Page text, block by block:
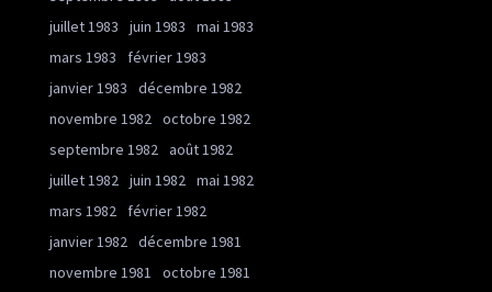
juillet 1983
juin 1983
mai 1983
mars 1983
février 1983
janvier 1983
décembre 1982
novembre 1982 octobre 1982
septembre 1982 août 1982
juillet 1982 juin 1982 mai 1982
mars 1982
février 1982
janvier 1982 décembre 1981
novembre 1981
octobre 1981